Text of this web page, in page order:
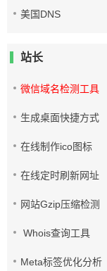
美国DNS
站长
微信域名检测工具
生成桌面快捷方式
在线制作ico图标
在线定时刷新网址
网站Gzip压缩检测
Whois查询工具
Meta标签优化分析